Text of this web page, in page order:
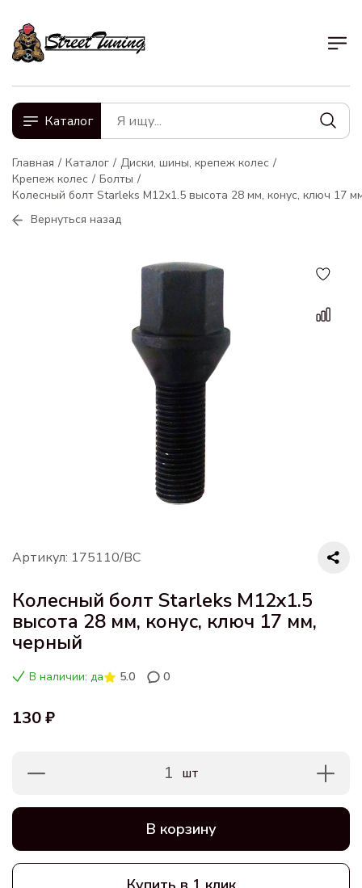
Каталог
Главная Каталог
Диски, шины, крепеж колес
Крепеж колес
Болты
Колесный болт Starleks M12x1.5 высота 28 мм, конус, ключ 17
Вернуться назад
Артикул: 175110/BC
Колесный болт Starleks M12x1.5
высота 28 мм, конус, ключ 17 мм,
черный
В наличии: да 5.0 0
130 ₽
1 шт
В корзину